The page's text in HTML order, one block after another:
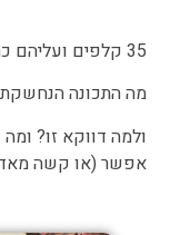
35 קלפים ועליהם כתובות תכונות אנושיות.
מה התכונה הנחשקת
ולמה דווקא זו?
אפשר (או קשה